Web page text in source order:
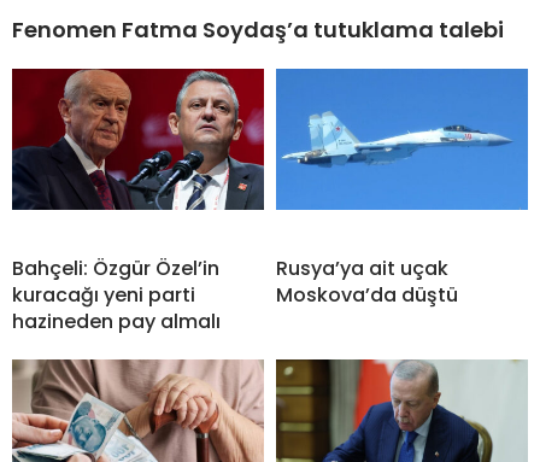
Fenomen Fatma Soydaş’a tutuklama talebi
Bahçeli: Özgür Özel’in
kuracağı yeni parti
hazineden pay almalı
Rusya’ya ait uçak
Moskova’da düştü